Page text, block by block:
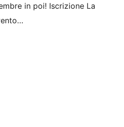
in poi! Iscrizione La